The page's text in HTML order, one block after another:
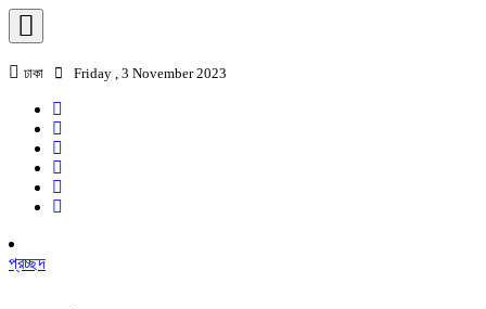
ঢাকা Friday , 3 November 2023
প্রচ্ছদ